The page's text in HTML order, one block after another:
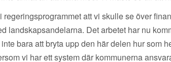
att vi skulle se över
landskapsandelarna. Det arbetet har nu
bara att bryta upp den här delen hur som
vi har ett system där kommunerna